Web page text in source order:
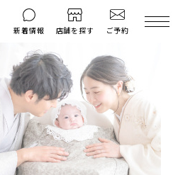
新着情報 店舗を探す ご予約
ご予約
撮影後のお問い
合わせ
料金シミュレーション
よくある質問
コフレマグ